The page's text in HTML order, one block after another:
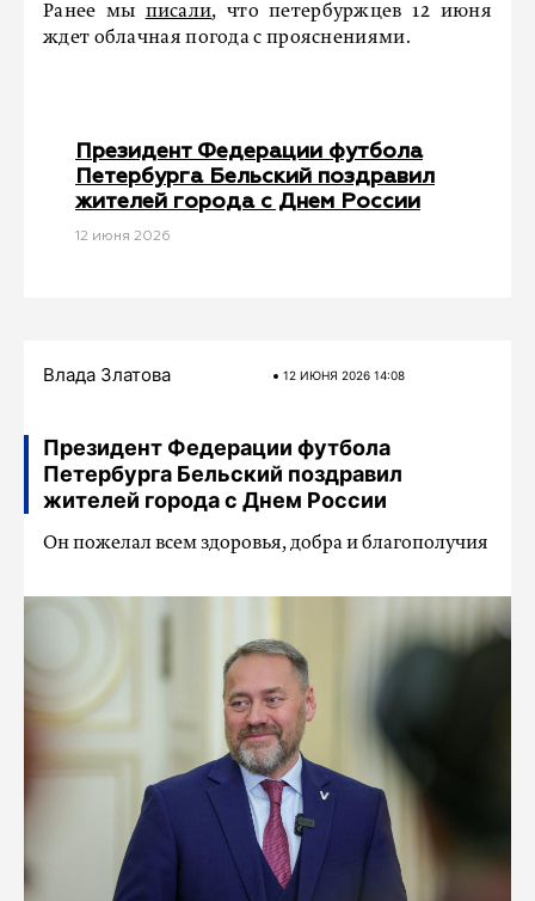
Ранее мы писали, что петербуржцев 12 июня
ждет облачная погода с прояснениями.
Президент Федерации футбола
Петербурга Бельский поздравил
жителей города с Днем России
12 июня 2026
Влада Златова 12 ИЮНЯ 2026 14:08
Президент Федерации футбола
Петербурга Бельский поздравил
жителей города с Днем России
Он пожелал всем здоровья, добра и благополучия